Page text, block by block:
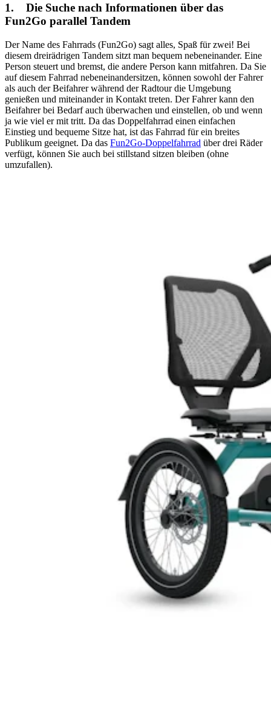
1. Die Suche nach Informationen über das
Fun2Go parallel Tandem
Der Name des Fahrrads (Fun2Go) sagt alles, Spaß für zwei! Bei
diesem dreirädrigen Tandem sitzt man bequem nebeneinander. Eine
Person steuert und bremst, die andere Person kann mitfahren. Da Sie
auf diesem Fahrrad nebeneinandersitzen, können sowohl der Fahrer
als auch der Beifahrer während der Radtour die Umgebung
genießen und miteinander in Kontakt treten. Der Fahrer kann den
Beifahrer bei Bedarf auch überwachen und einstellen, ob und wenn
ja wie viel er mit tritt. Da das Doppelfahrrad einen einfachen
Einstieg und bequeme Sitze hat, ist das Fahrrad für ein breites
Publikum geeignet. Da das Fun2Go-Doppelfahrrad über drei Räder
verfügt, können Sie auch bei stillstand sitzen bleiben (ohne
umzufallen).